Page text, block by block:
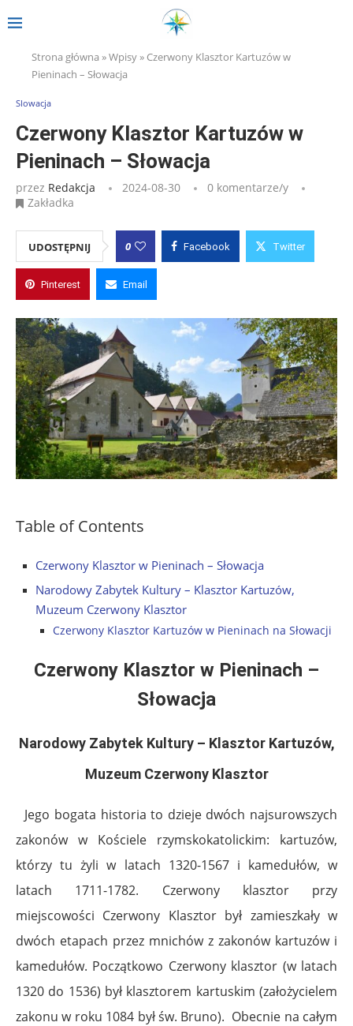
Strona główna »Wpisy» Czerwony Klasztor Kartuzów w
Pieninach – Słowacja
Slowacja
Czerwony Klasztor Kartuzów w
Pieninach – Słowacja
przez Redakcja 2024-08-30
0 komentarze/y
Zakładka
UDOSTĘPNIJ 0 Facebook Twitter
Pinterest Email
Table of Contents
Czerwony Klasztor w Pieninach – Słowacja
Narodowy Zabytek Kultury – Klasztor Kartuzów,
Muzeum Czerwony Klasztor
Czerwony Klasztor Kartuzów w Pieninach na Słowacji
Czerwony Klasztor w Pieninach –
Słowacja
Narodowy Zabytek Kultury – Klasztor Kartuzów,
Muzeum Czerwony Klasztor
Jego bogata historia to dzieje dwóch najsurowszych
zakonów w Kościele rzymskokatolickim: kartuzów,
którzy tu żyli w latach 1320-1567 i kamedułów, w
latach 1711-1782. Czerwony klasztor przy
miejscowości Czerwony Klasztor był zamieszkały w
dwóch etapach przez mnichów z zakonów kartuzów i
kamedułów. Początkowo Czerwony klasztor (w latach
1320 do 1536) był klasztorem kartuskim (założycielem
zakonu w roku 1084 był św. Bruno). Obecnie na całym